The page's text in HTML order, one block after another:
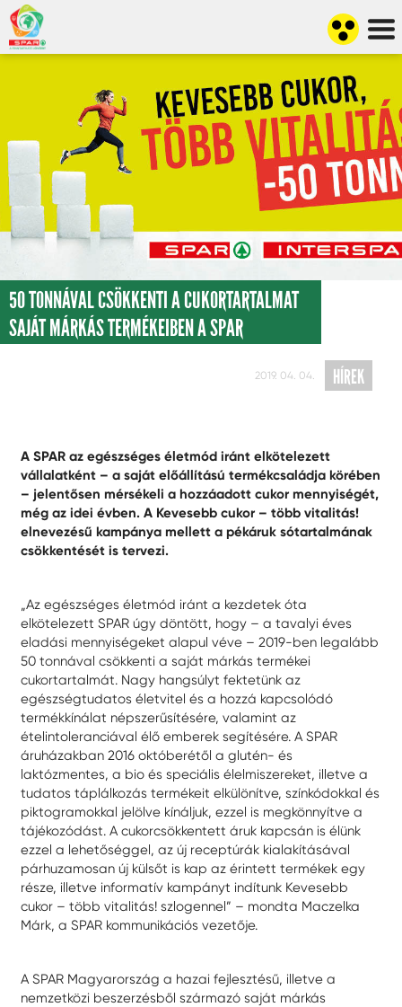
50 TONNÁVAL CSÖKKENTI A CUKORTARTALMAT
SAJÁT MÁRKÁS TERMÉKEIBEN A SPAR
2019. 04. 04. HÍREK
A SPAR az egészséges életmód iránt elkötelezett
vállalatként – a saját előállítású termékcsaládja körében
– jelentősen mérsékeli a hozzáadott cukor mennyiségét,
még az idei évben. A Kevesebb cukor – több vitalitás!
elnevezésű kampánya mellett a pékáruk sótartalmának
csökkentését is tervezi.
„Az egészséges életmód iránt a kezdetek óta
elkötelezett SPAR úgy döntött, hogy – a tavalyi éves
eladási mennyiségeket alapul véve – 2019-ben legalább
50 tonnával csökkenti a saját márkás termékei
cukortartalmát. Nagy hangsúlyt fektetünk az
egészségtudatos életvitel és a hozzá kapcsolódó
termékkínálat népszerűsítésére, valamint az
ételintoleranciával élő emberek segítésére. A SPAR
áruházakban 2016 októberétől a glutén- és
laktózmentes, a bio és speciális élelmiszereket, illetve a
tudatos táplálkozás termékeit elkülönítve, színkódokkal és
piktogramokkal jelölve kínáljuk, ezzel is megkönnyítve a
tájékozódást. A cukorcsökkentett áruk kapcsán is élünk
ezzel a lehetőséggel, az új receptúrák kialakításával
párhuzamosan új külsőt is kap az érintett termékek egy
része, illetve informatív kampányt indítunk Kevesebb
cukor – több vitalitás! szlogennel” – mondta Maczelka
Márk, a SPAR kommunikációs vezetője.
A SPAR Magyarország a hazai fejlesztésű, illetve a
nemzetközi beszerzésből származó saját márkás